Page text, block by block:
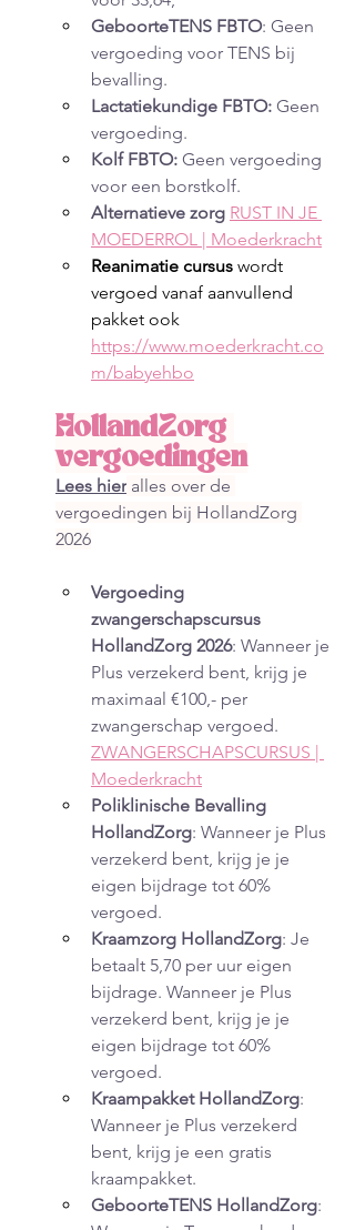
GeboorteTENS FBTO: Geen
vergoeding voor TENS bij
bevalling.
Lactatiekundige FBTO: Geen
vergoeding.
Kolf FBTO: Geen vergoeding
voor een borstkolf.
Alternatieve zorg RUST IN JE
MOEDERROL | Moederkracht
Reanimatie cursus wordt
vergoed vanaf aanvullend
pakket ook
https://www.moederkracht.co
m/babyehbo
HollandZorg
vergoedingen
Lees hier alles over de
vergoedingen bij HollandZorg
2026
Vergoeding
zwangerschapscursus
HollandZorg 2026: Wanneer je
Plus verzekerd bent, krijg je
maximaal €100,- per
zwangerschap vergoed.
ZWANGERSCHAPSCURSUS |
Moederkracht
Poliklinische Bevalling
HollandZorg: Wanneer je Plus
verzekerd bent, krijg je je
eigen bijdrage tot 60%
vergoed.
Kraamzorg HollandZorg: Je
betaalt 5,70 per uur eigen
bijdrage. Wanneer je Plus
verzekerd bent, krijg je je
eigen bijdrage tot 60%
vergoed.
Kraampakket HollandZorg:
Wanneer je Plus verzekerd
bent, krijg je een gratis
kraampakket.
GeboorteTENS HollandZorg: